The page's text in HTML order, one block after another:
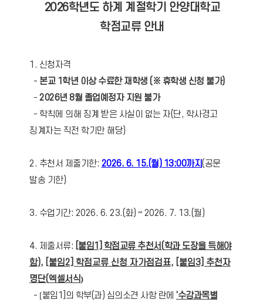
2026학년도 하계 계절학기 안양대학교
학점교류 안내
1. 신청자격
- 본교 1학년 이상 수료한 재학생 (※ 휴학생 신청 불가)
- 2026년 8월 졸업예정자 지원 불가
- 학칙에 의해 징계 받은 사실이 없는 자(단, 학사경고
징계자는 직전 학기만 해당)
2. 추천서 제출기한: 2026. 6. 15.(월) 13:00까지(공문
발송 기한)
3. 수업기간: 2026. 6. 23.(화) ~ 2026. 7. 13.(월)
4. 제출서류: [붙임1] 학점교류 추천서(학과 도장을 득해야
함), [붙임2] 학점교류 신청 자가점검표, [붙임3] 추천자
명단(엑셀서식)
- [붙임1]의 학부(과) 심의소견 사항 란에 '수강과목별